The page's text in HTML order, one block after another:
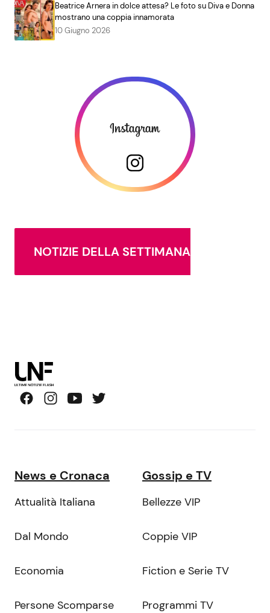
Beatrice Arnera in dolce attesa? Le foto su Diva e Donna
mostrano una coppia innamorata
10 Giugno 2026
NOTIZIE DELLA SETTIMANA
News e Cronaca
Attualità Italiana
Dal Mondo
Economia
Persone Scomparse
Gossip e TV
Bellezze VIP
Coppie VIP
Fiction e Serie TV
Programmi TV